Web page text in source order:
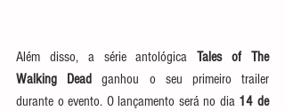
Além disso, a série antológica Tales of The
Walking Dead ganhou o seu primeiro trailer
durante o evento. O lançamento será no dia 14 de